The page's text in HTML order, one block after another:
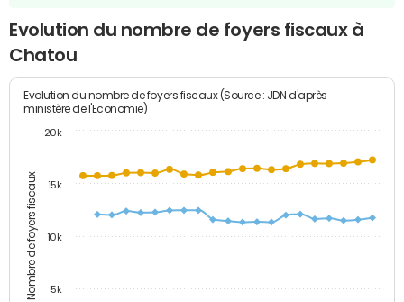
Evolution du nombre de foyers fiscaux à
Chatou
Nombre de foyers fiscaux
Evolution du nombre de foyers fiscaux (Source : JDN d'après
ministère de l'Economie)
5k
10k
15k
20k